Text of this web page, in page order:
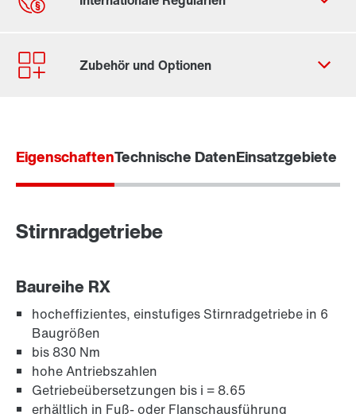
Contact form
Durch Aktivierung der PLZ-Suche werden von Google
Datenschutzhinweisen
Adapter
EigenschaftenTechnische DatenEinsatzgebiete
Stirnradgetriebe
Baureihe RX
hocheffizientes, einstufiges Stirnradgetriebe in 6
Baugrößen
bis 830 Nm
hohe Antriebszahlen
Getriebeübersetzungen bis i = 8.65
erhältlich in Fuß- oder Flanschausführung